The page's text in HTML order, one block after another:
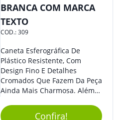
BRANCA COM MARCA
TEXTO
COD.:309
Caneta Esferográfica De
Plástico Resistente, Com
Design Fino E Detalhes
Cromados Que Fazem Da Peça
Ainda Mais Charmosa. Além
Seu Acionamento É Por Giro.
Confira!